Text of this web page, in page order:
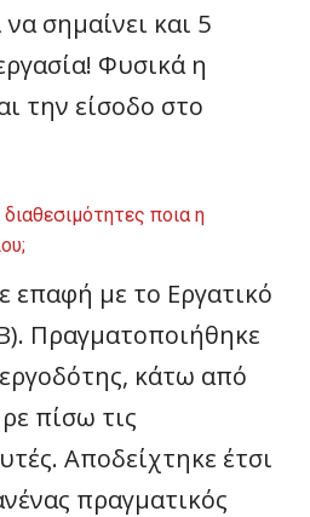
σημαίνει και 5
Φυσικά η
την είσοδο στο
ποια η
με το Εργατικό
Πραγματοποιήθηκε
κάτω από
πίσω τις
Αποδείχτηκε έτσι
πραγματικός